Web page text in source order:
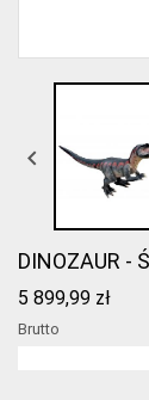

DINOZAUR -
5 899,99 zł
Brutto